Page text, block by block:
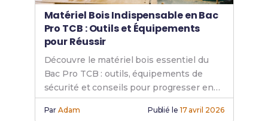
Matériel Bois Indispensable en Bac
Pro TCB : Outils et Équipements
pour Réussir
Découvre le matériel bois essentiel du
Bac Pro TCB : outils, équipements de
sécurité et conseils pour progresser en
atelier.
ParAdam Publié le 17 avril 2026